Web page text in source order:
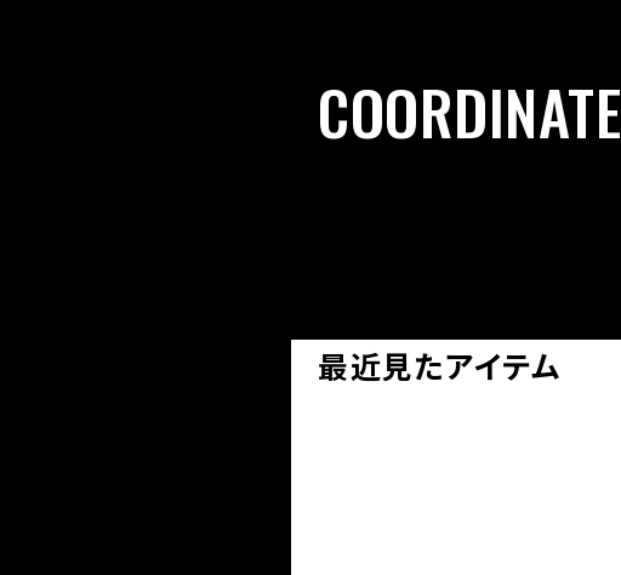
COORDINATE
最近見たアイテム